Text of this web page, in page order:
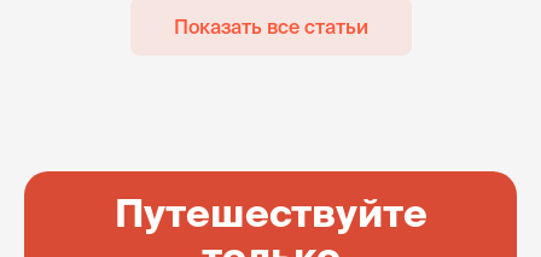
Показать все статьи
Путешествуйте